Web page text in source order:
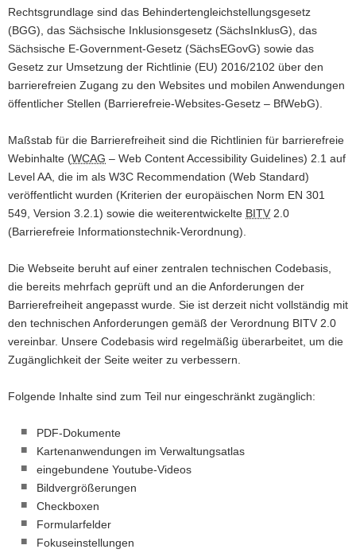
Rechtsgrundlage sind das Behindertengleichstellungsgesetz
(BGG), das Sächsische Inklusionsgesetz (SächsInklusG), das
Sächsische E-Government-Gesetz (SächsEGovG) sowie das
Gesetz zur Umsetzung der Richtlinie (EU) 2016/2102 über den
barrierefreien Zugang zu den Websites und mobilen Anwendungen
öffentlicher Stellen (Barrierefreie-Websites-Gesetz – BfWebG).
Maßstab für die Barrierefreiheit sind die Richtlinien für barrierefreie
Webinhalte (WCAG – Web Content Accessibility Guidelines) 2.1 auf
Level AA, die im als W3C Recommendation (Web Standard)
veröffentlicht wurden (Kriterien der europäischen Norm EN 301
549, Version 3.2.1) sowie die weiterentwickelte BITV 2.0
(Barrierefreie Informationstechnik-Verordnung).
Die Webseite beruht auf einer zentralen technischen Codebasis,
die bereits mehrfach geprüft und an die Anforderungen der
Barrierefreiheit angepasst wurde. Sie ist derzeit nicht vollständig mit
den technischen Anforderungen gemäß der Verordnung BITV 2.0
vereinbar. Unsere Codebasis wird regelmäßig überarbeitet, um die
Zugänglichkeit der Seite weiter zu verbessern.
Folgende Inhalte sind zum Teil nur eingeschränkt zugänglich:
PDF-Dokumente
Kartenanwendungen im Verwaltungsatlas
eingebundene Youtube-Videos
Bildvergrößerungen
Checkboxen
Formularfelder
Fokuseinstellungen